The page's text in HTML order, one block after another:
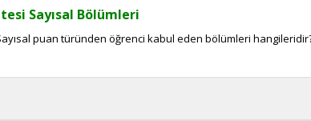
Sayısal Bölümleri
puan türünden öğrenci kabul eden bölümleri